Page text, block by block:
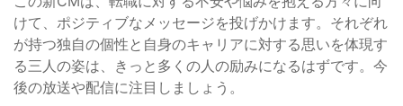
けて、ポジティブなメッセージを投げかけます。それぞれ
が持つ独自の個性と自身のキャリアに対する思いを体現す
る三人の姿は、きっと多くの人の励みになるはずです。今
後の放送や配信に注目しましょう。